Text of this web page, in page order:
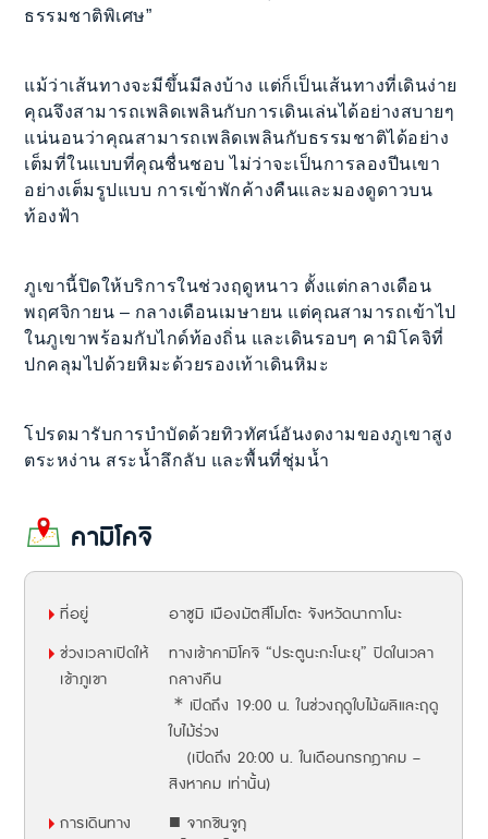
ธรรมชาติพิเศษ”
แม้ว่าเส้นทางจะมีขึ้นมีลงบ้าง แต่ก็เป็นเส้นทางที่เดินง่าย
คุณจึงสามารถเพลิดเพลินกับการเดินเล่นได้อย่างสบายๆ
แน่นอนว่าคุณสามารถเพลิดเพลินกับธรรมชาติได้อย่าง
เต็มที่ในแบบที่คุณชื่นชอบ ไม่ว่าจะเป็นการลองปีนเขา
อย่างเต็มรูปแบบ การเข้าพักค้างคืนและมองดูดาวบน
ท้องฟ้า
ภูเขานี้ปิดให้บริการในช่วงฤดูหนาว ตั้งแต่กลางเดือน
พฤศจิกายน – กลางเดือนเมษายน แต่คุณสามารถเข้าไป
ในภูเขาพร้อมกับไกด์ท้องถิ่น และเดินรอบๆ คามิโคจิที่
ปกคลุมไปด้วยหิมะด้วยรองเท้าเดินหิมะ
โปรดมารับการบำบัดด้วยทิวทัศน์อันงดงามของภูเขาสูง
ตระหง่าน สระน้ำลึกลับ และพื้นที่ชุ่มน้ำ
คามิโคจิ
ที่อยู่
อาซูมิ เมืองมัตสึโมโตะ จังหวัดนากาโนะ
ช่วงเวลาเปิดให้
เข้าภูเขา
ทางเข้าคามิโคจิ “ประตูนะกะโนะยุ” ปิดในเวลา
กลางคืน
＊เปิดถึง 19:00 น. ในช่วงฤดูใบไม้ผลิและฤดู
ใบไม้ร่วง
(เปิดถึง 20:00 น. ในเดือนกรกฎาคม –
สิงหาคม เท่านั้น)
การเดินทาง
■ จากชินจูกุ